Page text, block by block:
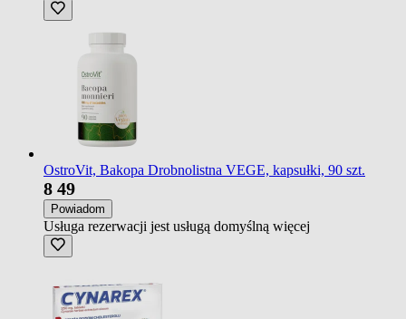
OstroVit, Bakopa Drobnolistna VEGE, kapsułki, 90 szt.
8 49
Powiadom
Usługa rezerwacji jest usługą domyślną więcej